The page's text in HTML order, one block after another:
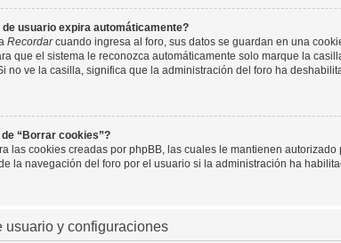
usuario expira automáticamente?
Recordarcuando ingresa al foro, sus datos se guardan en una
que el sistema le reconozca automáticamente solo marque la
no ve la casilla, significa que la administración del foro ha
“Borrar cookies”?
las cookies creadas por phpBB, las cuales le mantienen
la navegación del foro por el usuario si la administración ha
usuario y configuraciones